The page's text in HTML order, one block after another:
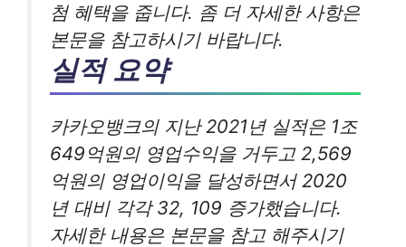
첨 혜택을 줍니다. 좀 더 자세한 사항은
본문을 참고하시기 바랍니다.
실적 요약
카카오뱅크의 지난 2021년 실적은 1조
649억원의 영업수익을 거두고 2,569
억원의 영업이익을 달성하면서 2020
년 대비 각각 32, 109 증가했습니다.
자세한 내용은 본문을 참고 해주시기